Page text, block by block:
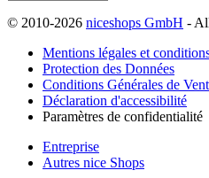
© 2010-2026 niceshops GmbH -
Mentions légales et
Protection des Données
Conditions Générales de
Déclaration d'accessibilité
Paramètres de confidentialité
Entreprise
Autres nice Shops